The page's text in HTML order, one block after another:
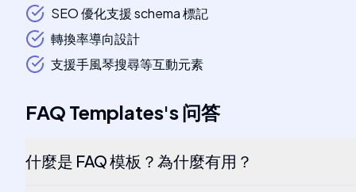
SEO 優化支援 schema 標記
轉換率導向設計
支援手風琴搜尋等互動元素
FAQ Templates's问答
什麼是 FAQ 模板？為什麼有用？